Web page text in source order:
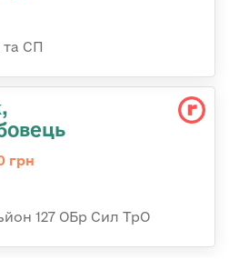
СП
грн
127 ОБр Сил ТрО